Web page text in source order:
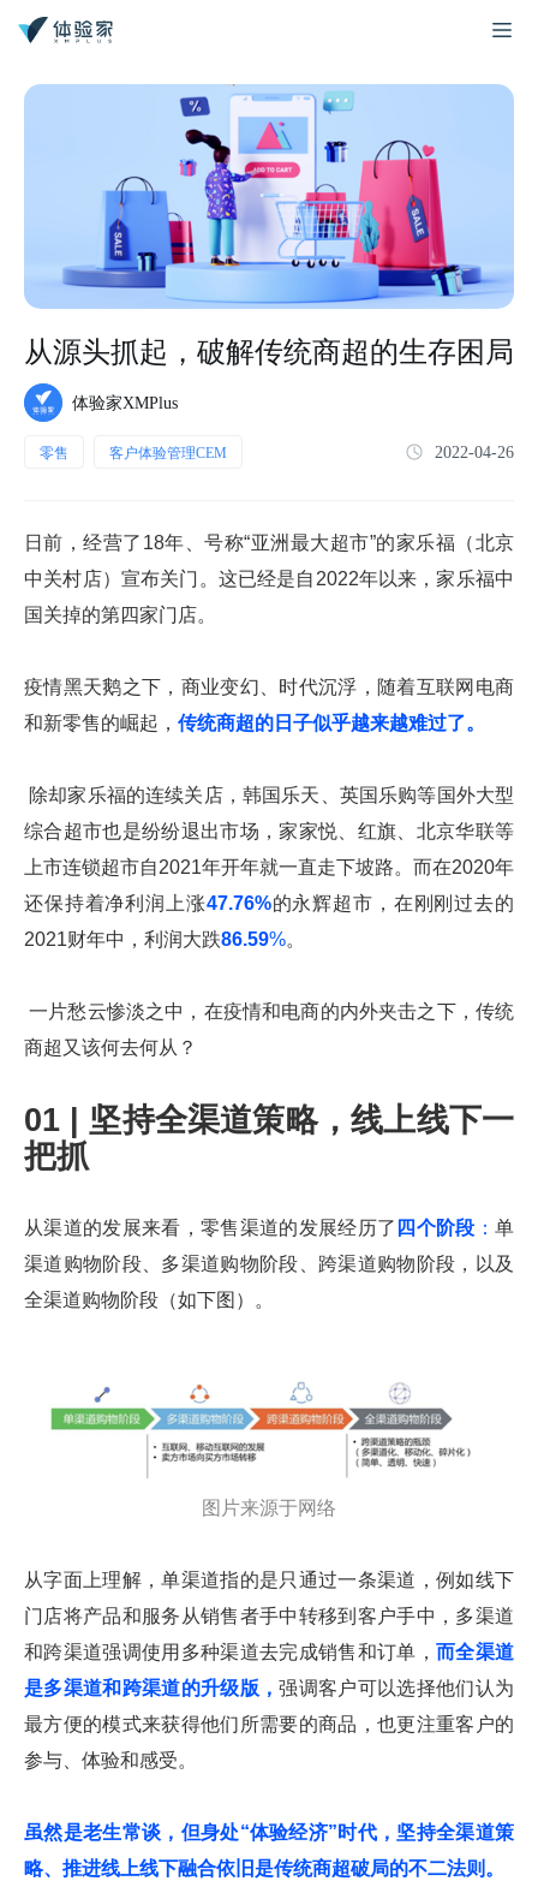
从源头抓起，破解传统商超的生存困局
体验家XMPlus
零售 客户体验管理CEM 2022-04-26
日前，经营了18年、号称“亚洲最大超市”的家乐福（北京
中关村店）宣布关门。这已经是自2022年以来，家乐福中
国关掉的第四家门店。
疫情黑天鹅之下，商业变幻、时代沉浮，随着互联网电商
和新零售的崛起， 传统商超的日子似乎越来越难过了。
除却家乐福的连续关店，韩国乐天、英国乐购等国外大型
综合超市也是纷纷退出市场，家家悦、红旗、北京华联等
上市连锁超市自2021年开年就一直走下坡路。而在2020年
还保持着净利润上涨47.76%的永辉超市，在刚刚过去的
2021财年中，利润大跌86.59%。
一片愁云惨淡之中，在疫情和电商的内外夹击之下，传统
商超又该何去何从？
01 | 坚持全渠道策略，线上线下一
把抓
从渠道的发展来看，零售渠道的发展经历了 四个阶段 ：单
渠道购物阶段、多渠道购物阶段、跨渠道购物阶段，以及
全渠道购物阶段（如下图）。
图片来源于网络
从字面上理解，单渠道指的是只通过一条渠道，例如线下
门店将产品和服务从销售者手中转移到客户手中，多渠道
和跨渠道强调使用多种渠道去完成销售和订单， 而全渠道
是多渠道和跨渠道的升级版，强调客户可以选择他们认为
最方便的模式来获得他们所需要的商品，也更注重客户的
参与、体验和感受。
虽然是老生常谈，但身处“体验经济”时代，坚持全渠道策
略、推进线上线下融合依旧是传统商超破局的不二法则。